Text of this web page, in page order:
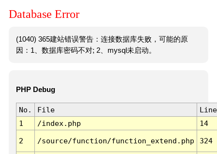
Database Error
(1040) 365建站错误警告：连接数据库失败，可能的原
因：1、数据库密码不对; 2、mysql未启动。
PHP Debug
No. File
Line
1
/index.php 14
2 /source/function/function_extend.php 324